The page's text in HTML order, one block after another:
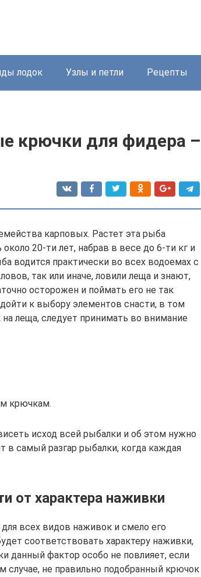
лодок Узлы и петли Рецепты
крючки для фидера –
карповых. Растет эта рыба
20-ти лет, набрав в весе до 6-ти кг и
водится практически во всех водоемах с
так или иначе, ловили леща и знают,
осторожен и поймать его не так
к выбору элементов снасти, в том
леща, следует принимать во внимание
крючкам.
исход всей рыбалки и об этом нужно
в самый разгар рыбалки, когда каждая
от характера наживки
всех видов наживок и смело его
соответствовать характеру наживки,
данный фактор особо не повлияет, если
не правильно подобранный крючок